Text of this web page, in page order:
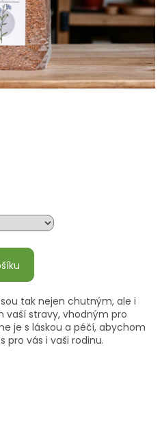
tak nejen chutným, ale i
vaší stravy, vhodným pro
je s láskou a péčí, abychom
pro vás i vaši rodinu.